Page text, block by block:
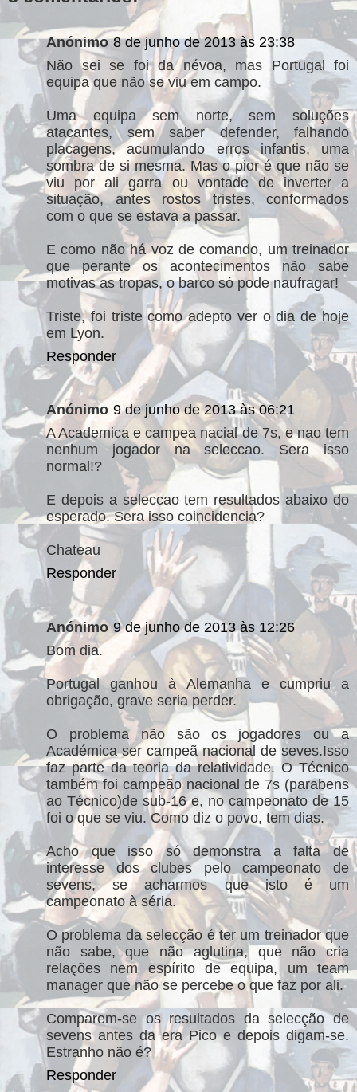
Anónimo 8 de junho de 2013 às 23:38
Não sei se foi da névoa, mas Portugal foi
equipa que não se viu em campo.
Uma equipa sem norte, sem soluções
atacantes, sem saber defender, falhando
placagens, acumulando erros infantis, uma
sombra de si mesma. Mas o pior é que não se
viu por ali garra ou vontade de inverter a
situação, antes rostos tristes, conformados
com o que se estava a passar.
E como não há voz de comando, um treinador
que perante os acontecimentos não sabe
motivas as tropas, o barco só pode naufragar!
Triste, foi triste como adepto ver o dia de hoje
em Lyon.
Responder
Anónimo 9 de junho de 2013 às 06:21
A Academica e campea nacial de 7s, e nao tem
nenhum jogador na seleccao. Sera isso
normal!?
E depois a seleccao tem resultados abaixo do
esperado. Sera isso coincidencia?
Chateau
Responder
Anónimo 9 de junho de 2013 às 12:26
Bom dia.
Portugal ganhou à Alemanha e cumpriu a
obrigação, grave seria perder.
O problema não são os jogadores ou a
Académica ser campeã nacional de seves.Isso
faz parte da teoria da relatividade. O Técnico
também foi campeão nacional de 7s (parabens
ao Técnico)de sub-16 e, no campeonato de 15
foi o que se viu. Como diz o povo, tem dias.
Acho que isso só demonstra a falta de
interesse dos clubes pelo campeonato de
sevens, se acharmos que isto é um
campeonato à séria.
O problema da selecção é ter um treinador que
não sabe, que não aglutina, que não cria
relações nem espírito de equipa, um team
manager que não se percebe o que faz por ali.
Comparem-se os resultados da selecção de
sevens antes da era Pico e depois digam-se.
Estranho não é?
Responder